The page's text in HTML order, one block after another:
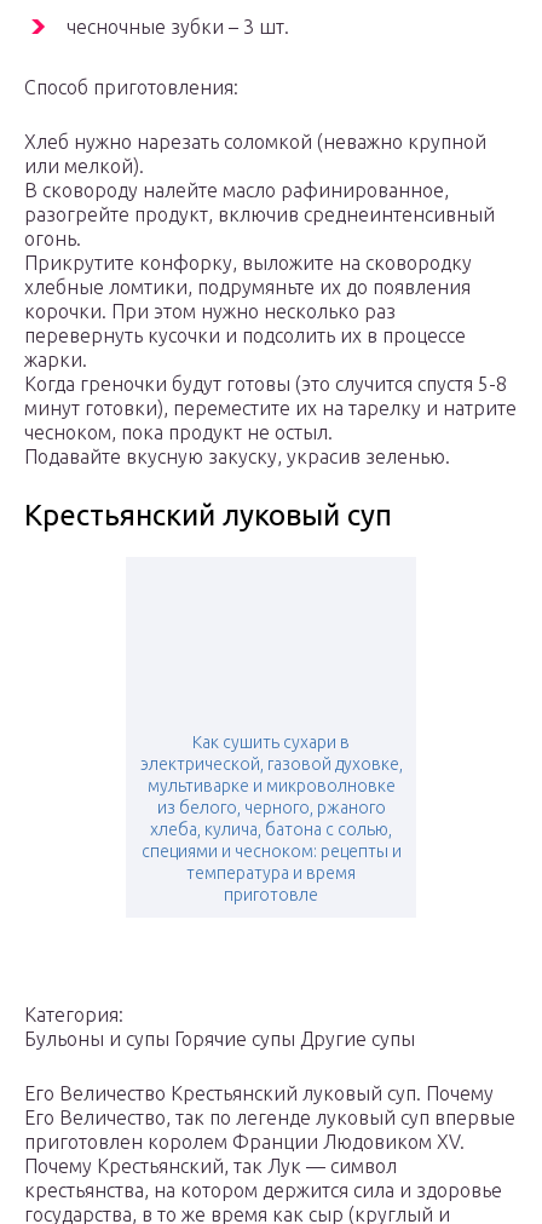
чесночные зубки – 3 шт.
Способ приготовления:
Хлеб нужно нарезать соломкой (неважно крупной
или мелкой).
В сковороду налейте масло рафинированное,
разогрейте продукт, включив среднеинтенсивный
огонь.
Прикрутите конфорку, выложите на сковородку
хлебные ломтики, подрумяньте их до появления
корочки. При этом нужно несколько раз
перевернуть кусочки и подсолить их в процессе
жарки.
Когда греночки будут готовы (это случится спустя 5-8
минут готовки), переместите их на тарелку и натрите
чесноком, пока продукт не остыл.
Подавайте вкусную закуску, украсив зеленью.
Крестьянский луковый суп
Как сушить сухари в
электрической, газовой духовке,
мультиварке и микроволновке
из белого, черного, ржаного
хлеба, кулича, батона с солью,
специями и чесноком: рецепты и
температура и время
приготовле
Категория:
Бульоны и супы Горячие супы Другие супы
Его Величество Крестьянский луковый суп. Почему
Его Величество, так по легенде луковый суп впервые
приготовлен королeм Франции Людовиком XV.
Почему Крестьянский, так Лук — символ
крестьянства, на котором держится сила и здоровье
государства, в то же время как сыр (круглый и